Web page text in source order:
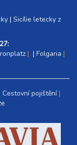
| Sicílie letecky z
| Folgaria
Cestovní pojištění